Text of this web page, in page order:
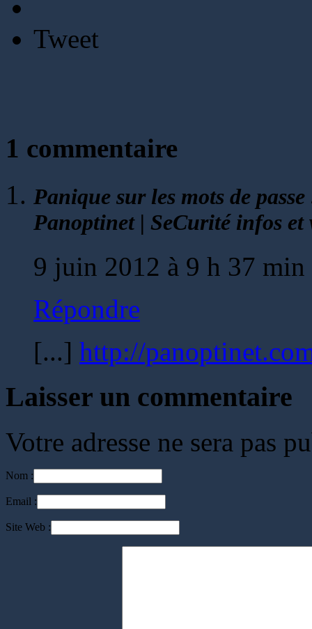
Tweet
1 commentaire
Panique sur les mots de
Panoptinet | SeCurité infos et
9 juin 2012 à 9 h 37
Répondre
[...] http://
Laisser un commentaire
Votre adresse ne sera pas
Nom :
Email :
Site Web :